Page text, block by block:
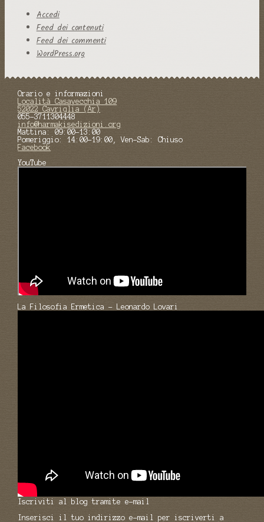
Accedi
Feed dei contenuti
Feed dei commenti
WordPress.org
Orario e informazioni
Località Casavecchia 109
52022 Cavriglia (Ar)
055-3711304448
info@harmakisedizioni.org
Mattina: 09:00-13:00
Pomeriggio: 14:00-19:00, Ven-Sab: Chiuso
Facebook
YouTube
La Filosofia Ermetica - Leonardo Lovari
Iscriviti al blog tramite e-mail
Inserisci il tuo indirizzo e-mail per iscriverti a